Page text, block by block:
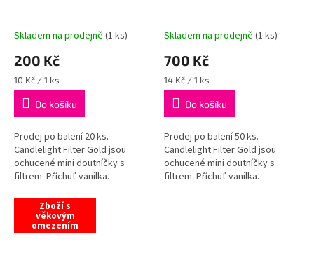
Skladem na prodejně (1 ks)
200 Kč
Měrná
cena:
10 Kč / 1 ks
Do košíku
Prodej po balení 20 ks.
Candlelight Filter Gold jsou
ochucené mini doutníčky s
filtrem. Příchuť vanilka.
Skladem na prodejně (1 ks)
700 Kč
Měrná
cena:
14 Kč / 1 ks
Do košíku
Prodej po balení 50 ks.
Candlelight Filter Gold jsou
ochucené mini doutníčky s
filtrem. Příchuť vanilka.
Zboží s
věkovým
omezením